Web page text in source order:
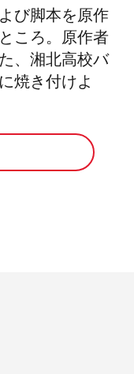
び脚本を原作
ころ。原作者
、湘北高校バ
焼き付けよ